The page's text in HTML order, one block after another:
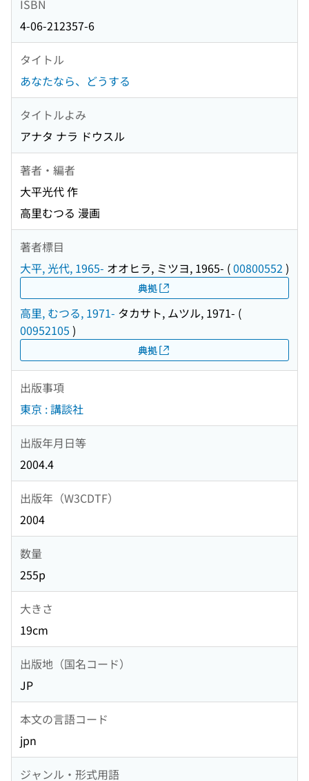
ISBN
4-06-212357-6
タイトル
あなたなら、どうする
タイトルよみ
アナタ ナラ ドウスル
著者・編者
大平光代 作
高里むつる 漫画
著者標目
大平, 光代, 1965- オオヒラ, ミツヨ, 1965- (00800552 )
典拠
高里, むつる, 1971- タカサト, ムツル, 1971- (
00952105 )
典拠
出版事項
東京 : 講談社
出版年月日等
2004.4
出版年（W3CDTF）
2004
数量
255p
大きさ
19cm
出版地（国名コード）
JP
本文の言語コード
jpn
ジャンル・形式用語